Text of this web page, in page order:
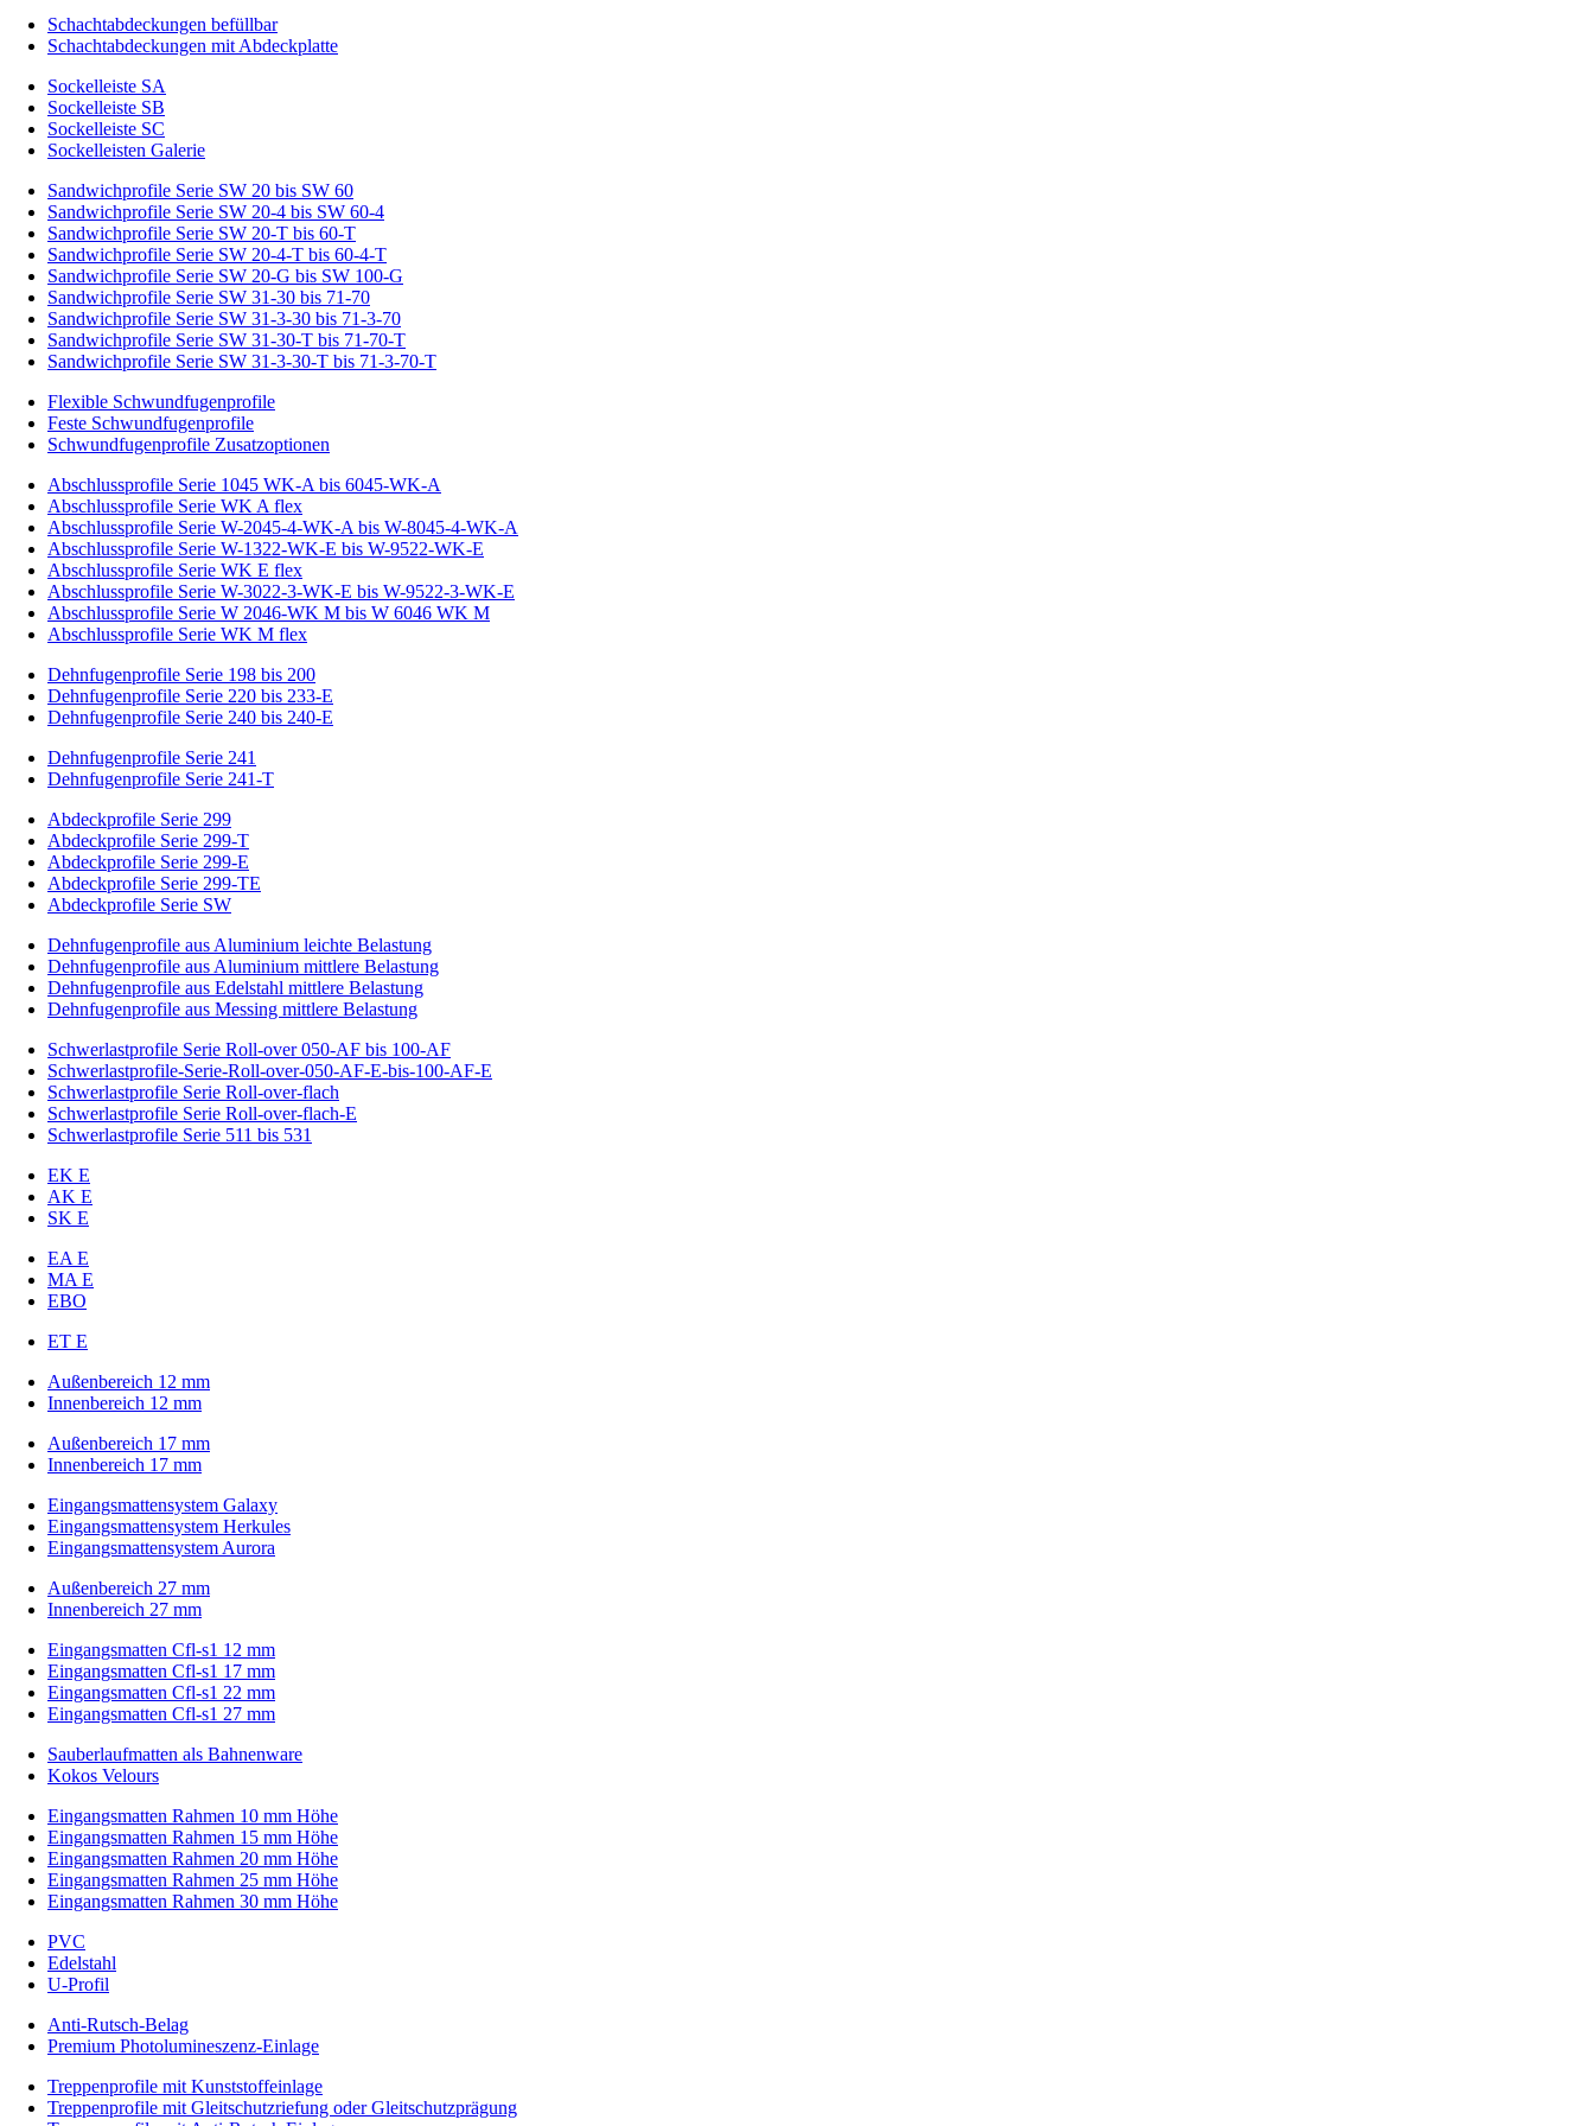
Schachtabdeckungen befüllbar
Schachtabdeckungen mit Abdeckplatte
Sockelleiste SA
Sockelleiste SB
Sockelleiste SC
Sockelleisten Galerie
Sandwichprofile Serie SW 20 bis SW 60
Sandwichprofile Serie SW 20-4 bis SW 60-4
Sandwichprofile Serie SW 20-T bis 60-T
Sandwichprofile Serie SW 20-4-T bis 60-4-T
Sandwichprofile Serie SW 20-G bis SW 100-G
Sandwichprofile Serie SW 31-30 bis 71-70
Sandwichprofile Serie SW 31-3-30 bis 71-3-70
Sandwichprofile Serie SW 31-30-T bis 71-70-T
Sandwichprofile Serie SW 31-3-30-T bis 71-3-70-T
Flexible Schwundfugenprofile
Feste Schwundfugenprofile
Schwundfugenprofile Zusatzoptionen
Abschlussprofile Serie 1045 WK-A bis 6045-WK-A
Abschlussprofile Serie WK A flex
Abschlussprofile Serie W-2045-4-WK-A bis W-8045-4-WK-A
Abschlussprofile Serie W-1322-WK-E bis W-9522-WK-E
Abschlussprofile Serie WK E flex
Abschlussprofile Serie W-3022-3-WK-E bis W-9522-3-WK-E
Abschlussprofile Serie W 2046-WK M bis W 6046 WK M
Abschlussprofile Serie WK M flex
Dehnfugenprofile Serie 198 bis 200
Dehnfugenprofile Serie 220 bis 233-E
Dehnfugenprofile Serie 240 bis 240-E
Dehnfugenprofile Serie 241
Dehnfugenprofile Serie 241-T
Abdeckprofile Serie 299
Abdeckprofile Serie 299-T
Abdeckprofile Serie 299-E
Abdeckprofile Serie 299-TE
Abdeckprofile Serie SW
Dehnfugenprofile aus Aluminium leichte Belastung
Dehnfugenprofile aus Aluminium mittlere Belastung
Dehnfugenprofile aus Edelstahl mittlere Belastung
Dehnfugenprofile aus Messing mittlere Belastung
Schwerlastprofile Serie Roll-over 050-AF bis 100-AF
Schwerlastprofile-Serie-Roll-over-050-AF-E-bis-100-AF-E
Schwerlastprofile Serie Roll-over-flach
Schwerlastprofile Serie Roll-over-flach-E
Schwerlastprofile Serie 511 bis 531
EK E
AK E
SK E
EA E
MA E
EBO
ET E
Außenbereich 12 mm
Innenbereich 12 mm
Außenbereich 17 mm
Innenbereich 17 mm
Eingangsmattensystem Galaxy
Eingangsmattensystem Herkules
Eingangsmattensystem Aurora
Außenbereich 27 mm
Innenbereich 27 mm
Eingangsmatten Cfl-s1 12 mm
Eingangsmatten Cfl-s1 17 mm
Eingangsmatten Cfl-s1 22 mm
Eingangsmatten Cfl-s1 27 mm
Sauberlaufmatten als Bahnenware
Kokos Velours
Eingangsmatten Rahmen 10 mm Höhe
Eingangsmatten Rahmen 15 mm Höhe
Eingangsmatten Rahmen 20 mm Höhe
Eingangsmatten Rahmen 25 mm Höhe
Eingangsmatten Rahmen 30 mm Höhe
PVC
Edelstahl
U-Profil
Anti-Rutsch-Belag
Premium Photolumineszenz-Einlage
Treppenprofile mit Kunststoffeinlage
Treppenprofile mit Gleitschutzriefung oder Gleitschutzprägung